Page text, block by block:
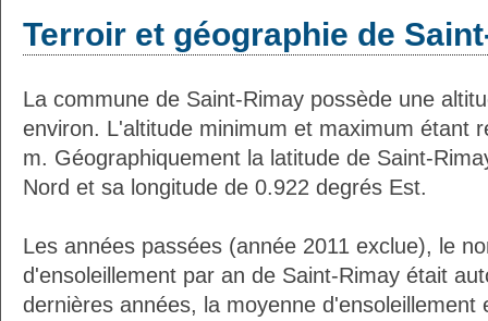
Terroir et géographie de
La commune de Saint-Rimay possède une
environ. L'altitude minimum et maximum étant
m. Géographiquement la latitude de Saint-
Nord et sa longitude de 0.922 degrés Est.
Les années passées (année 2011 exclue), le
d'ensoleillement par an de Saint-Rimay était
dernières années, la moyenne d'ensoleillement